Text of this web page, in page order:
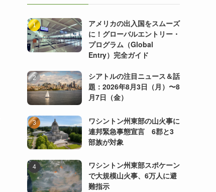
アメリカの出入国をスムーズ
に！グローバルエントリー・
プログラム（Global
Entry）完全ガイド
シアトルの注目ニュース＆話
題：2026年8月3日（月）〜8
月7日（金）
ワシントン州東部の山火事に
連邦緊急事態宣言 6郡と3
部族が対象
ワシントン州東部スポケーン
で大規模山火事、6万人に避
難指示